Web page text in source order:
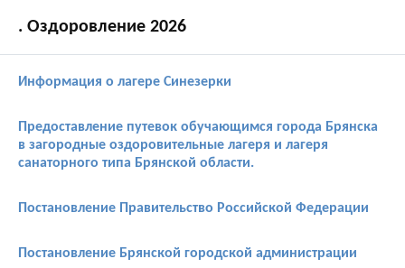
. Оздоровление 2026
Информация о лагере Синезерки
Предоставление путевок обучающимся города Брянска
в загородные оздоровительные лагеря и лагеря
санаторного типа Брянской области.
Постановление Правительство Российской Федерации
Постановление Брянской городской администрации